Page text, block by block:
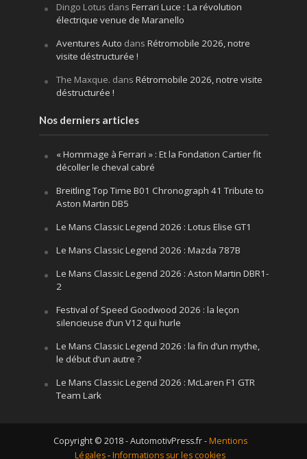
Dingo Lotus dans Ferrari Luce : La révolution
électrique venue de Maranello
Aventures Auto dans Rétromobile 2026, notre
visite déstructurée !
The Maxque. dans Rétromobile 2026, notre visite
déstructurée !
Nos derniers articles
« Hommage à Ferrari » : Et la Fondation Cartier fit
décoller le cheval cabré
Breitling Top Time B01 Chronograph 41 Tribute to
Aston Martin DB5
Le Mans Classic Legend 2026 : Lotus Elise GT1
Le Mans Classic Legend 2026 : Mazda 787B
Le Mans Classic Legend 2026 : Aston Martin DBR1-
2
Festival of Speed Goodwood 2026 : la leçon
silencieuse d’un V12 qui hurle
Le Mans Classic Legend 2026 : la fin d’un mythe,
le début d’un autre ?
Le Mans Classic Legend 2026 : McLaren F1 GTR
Team Lark
Copyright © 2018 - AutomotivPress.fr -Mentions
Légales-Informations sur les cookies